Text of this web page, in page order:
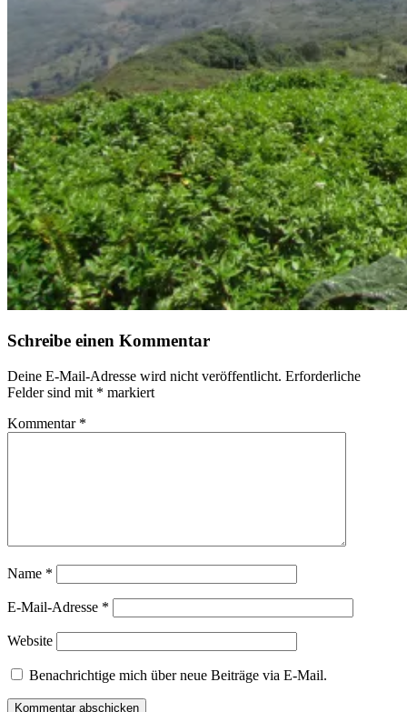
Schreibe einen Kommentar
Deine E-Mail-Adresse wird nicht veröffentlicht. Erforderliche
Felder sind mit * markiert
Kommentar *
Name *
E-Mail-Adresse *
Website
Benachrichtige mich über neue Beiträge via E-Mail.